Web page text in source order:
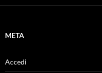
META
Accedi